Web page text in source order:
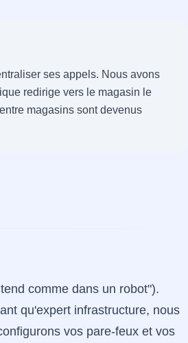
ses appels. Nous avons
redirige vers le magasin le
magasins sont devenus
comme dans un robot").
qu'expert infrastructure, nous
vos pare-feux et vos